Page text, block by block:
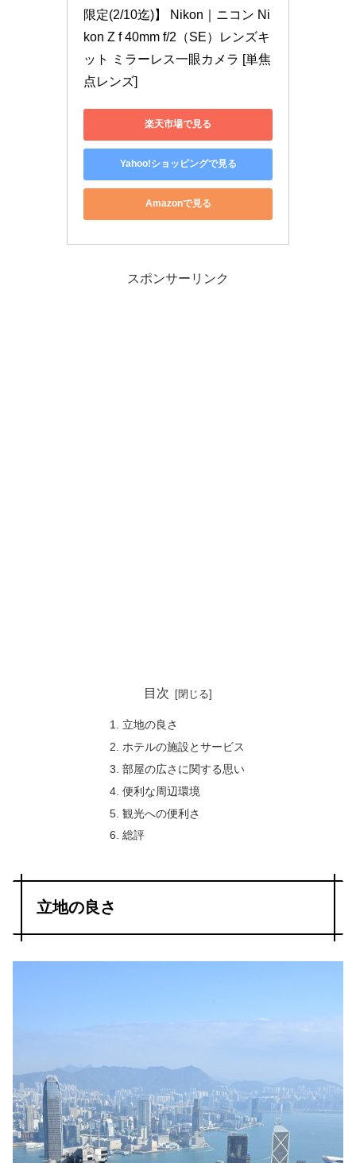
限定(2/10迄)】 Nikon｜ニコン Ni
kon Z f 40mm f/2（SE）レンズキ
ット ミラーレス一眼カメラ [単焦
点レンズ]
楽天市場で見る
Yahoo!ショッピングで見る
Amazonで見る
スポンサーリンク
目次
立地の良さ
ホテルの施設とサービス
部屋の広さに関する思い
便利な周辺環境
観光への便利さ
総評
立地の良さ